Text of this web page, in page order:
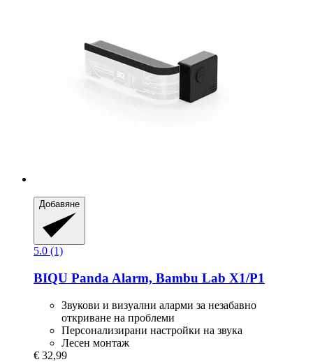
Добавяне
5.0 (1)
BIQU Panda Alarm, Bambu Lab X1/P1
Звукови и визуални аларми за незабавно
откриване на проблеми
Персонализирани настройки на звука
Лесен монтаж
€ 32,99